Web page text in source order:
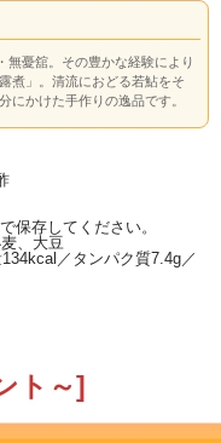
無憂舘。その豊かな経験により
煮」。清流におどる若鮎をそ
にかけた手作りの逸品です。
存してください。
、大豆
／タンパク質7.4g／
ト～]